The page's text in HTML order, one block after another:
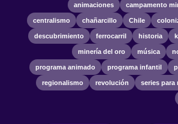
animaciones campamento
centralismo chañarcillo Chile
descubrimiento ferrocarril historia
minería del oro música
programa animado programa infantil
regionalismo revolución series para